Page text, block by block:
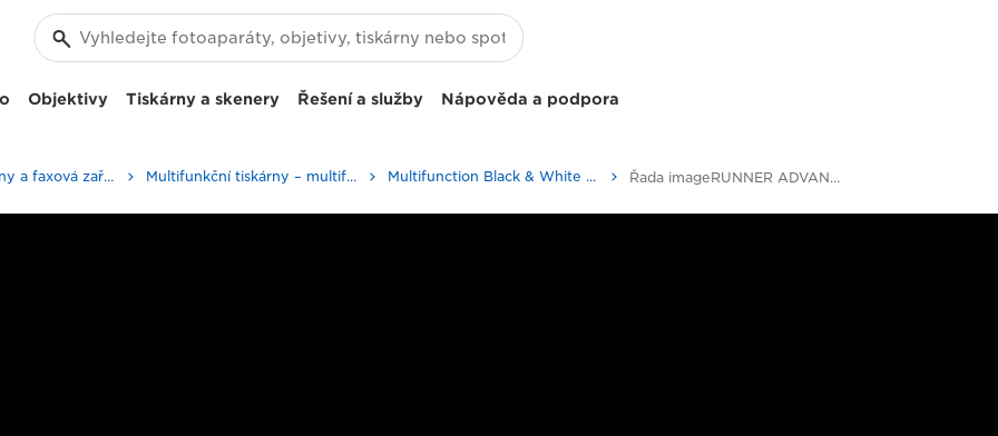
Objektivy Tiskárny a skenery Řešení a služby Nápověda a podpora
Firemní tiskárny a faxová zařízení Multifunkční tiskárny – multifunkční tiskárny Multifunction Black & White Printers Řada imageRUNNER ADVANCE DX 4700